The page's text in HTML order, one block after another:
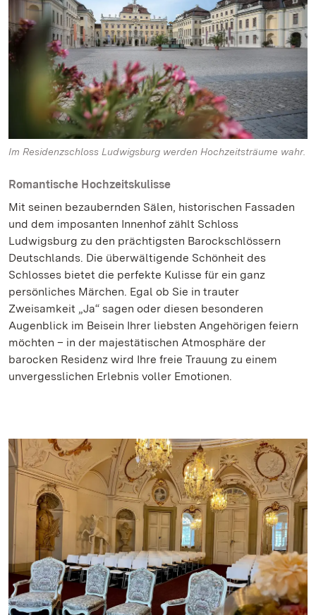
Im Residenzschloss Ludwigsburg werden Hochzeitsträume wahr.
Romantische Hochzeitskulisse
Mit seinen bezaubernden Sälen, historischen Fassaden
und dem imposanten Innenhof zählt Schloss
Ludwigsburg zu den prächtigsten Barockschlössern
Deutschlands. Die überwältigende Schönheit des
Schlosses bietet die perfekte Kulisse für ein ganz
persönliches Märchen. Egal ob Sie in trauter
Zweisamkeit „Ja“ sagen oder diesen besonderen
Augenblick im Beisein Ihrer liebsten Angehörigen feiern
möchten – in der majestätischen Atmosphäre der
barocken Residenz wird Ihre freie Trauung zu einem
unvergesslichen Erlebnis voller Emotionen.